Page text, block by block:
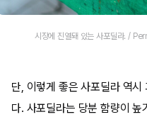
시장에 진열돼 있는 사포딜라.
단, 이렇게 좋은 사포딜라 역
다. 사포딜라는 당분 함량이